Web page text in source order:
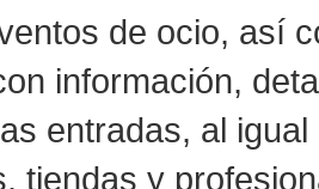
de ocio, así
información,
entradas, al
tiendas y